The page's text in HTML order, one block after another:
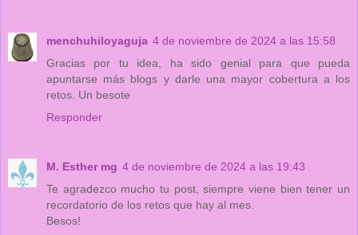
menchuhiloyaguja 4 de noviembre de 2024 a las 15:58
Gracias por tu idea, ha sido genial para que pueda
apuntarse más blogs y darle una mayor cobertura a los
retos. Un besote
Responder
M. Esther mg 4 de noviembre de 2024 a las 19:43
Te agradezco mucho tu post, siempre viene bien tener un
recordatorio de los retos que hay al mes.
Besos!